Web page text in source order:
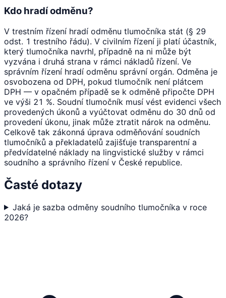
Kdo hradí odměnu?
V trestním řízení hradí odměnu tlumočníka stát (§ 29
odst. 1 trestního řádu). V civilním řízení ji platí účastník,
který tlumočníka navrhl, případně na ni může být
vyzvána i druhá strana v rámci nákladů řízení. Ve
správním řízení hradí odměnu správní orgán. Odměna je
osvobozena od DPH, pokud tlumočník není plátcem
DPH — v opačném případě se k odměně připočte DPH
ve výši 21 %. Soudní tlumočník musí vést evidenci všech
provedených úkonů a vyúčtovat odměnu do 30 dnů od
provedení úkonu, jinak může ztratit nárok na odměnu.
Celkově tak zákonná úprava odměňování soudních
tlumočníků a překladatelů zajišťuje transparentní a
předvídatelné náklady na lingvistické služby v rámci
soudního a správního řízení v České republice.
Časté dotazy
Jaká je sazba odměny soudního tlumočníka v roce
2026?